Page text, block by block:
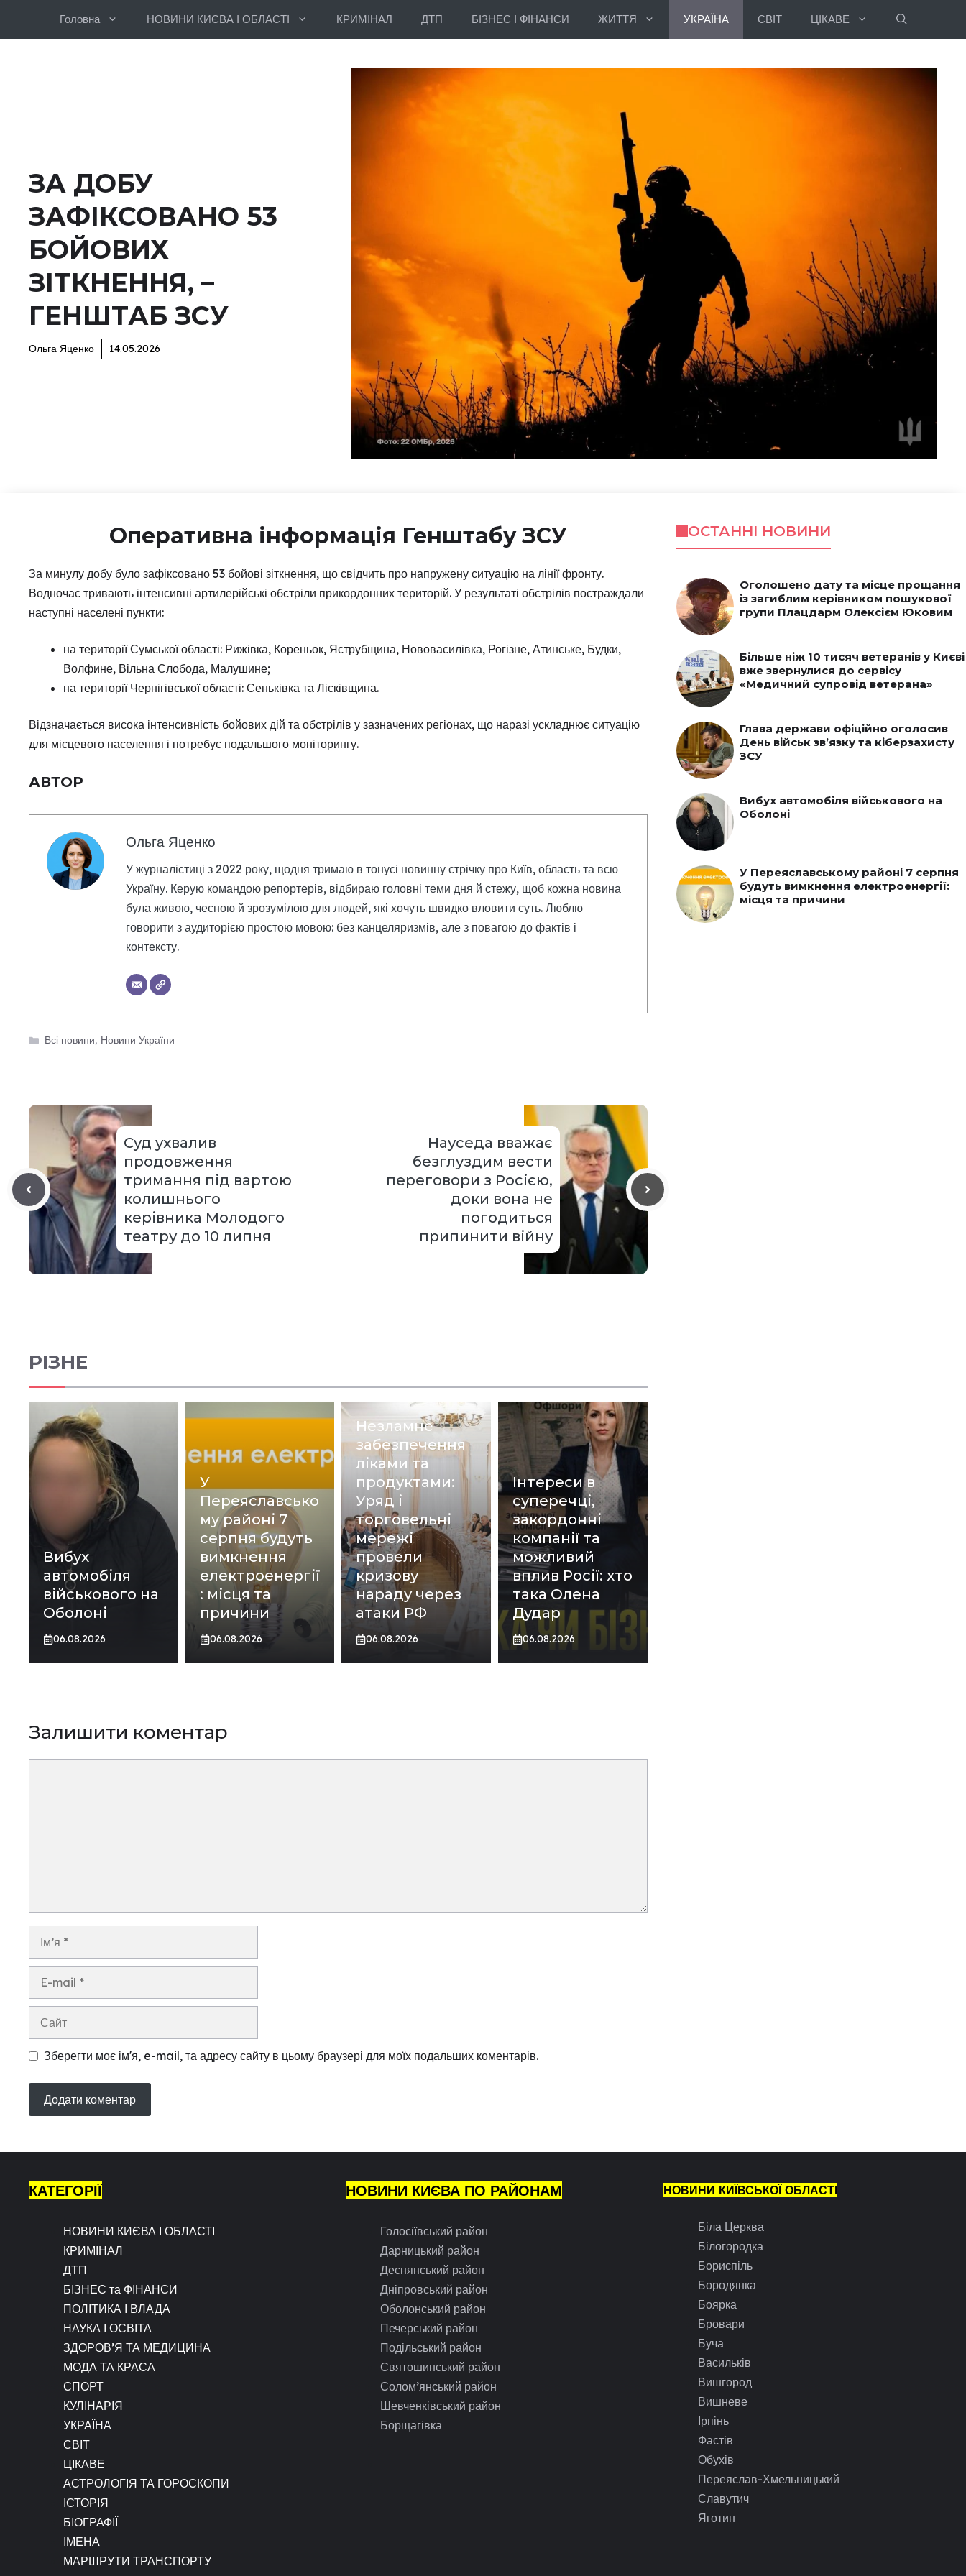
Головна НОВИНИ КИЄВА І ОБЛАСТІ КРИМІНАЛ ДТП БІЗНЕС І ФІНАНСИ ЖИТТЯ УКРАЇНА СВІТ ЦІКАВЕ
ЗА ДОБУ
ЗАФІКСОВАНО 53
БОЙОВИХ
ЗІТКНЕННЯ, –
ГЕНШТАБ ЗСУ
Ольга Яценко 14.05.2026
Оперативна інформація Генштабу ЗСУ
За минулу добу було зафіксовано 53 бойові зіткнення, що свідчить про напружену ситуацію на лінії фронту.
Водночас тривають інтенсивні артилерійські обстріли прикордонних територій. У результаті обстрілів постраждали
наступні населені пункти:
на території Сумської області: Рижівка, Кореньок, Яструбщина, Нововасилівка, Рогізне, Атинське, Будки,
Волфине, Вільна Слобода, Малушине;
на території Чернігівської області: Сеньківка та Лісківщина.
Відзначається висока інтенсивність бойових дій та обстрілів у зазначених регіонах, що наразі ускладнює ситуацію
для місцевого населення і потребує подальшого моніторингу.
АВТОР
Ольга Яценко
У журналістиці з 2022 року, щодня тримаю в тонусі новинну стрічку про Київ, область та всю
Україну. Керую командою репортерів, відбираю головні теми дня й стежу, щоб кожна новина
була живою, чесною й зрозумілою для людей, які хочуть швидко вловити суть. Люблю
говорити з аудиторією простою мовою: без канцеляризмів, але з повагою до фактів і
контексту.
Категорії
Всі новини, Новини України
Суд ухвалив
продовження
тримання під вартою
колишнього
керівника Молодого
театру до 10 липня
Науседа вважає
безглуздим вести
переговори з Росією,
доки вона не
погодиться
припинити війну
РІЗНЕ
Вибух
автомобіля
військового на
Оболоні
06.08.2026
У
Переяславсько
му районі 7
серпня будуть
вимкнення
електроенергії
: місця та
причини
06.08.2026
Незламне
забезпечення
ліками та
продуктами:
Уряд і
торговельні
мережі
провели
кризову
нараду через
атаки РФ
06.08.2026
Інтереси в
суперечці,
закордонні
компанії та
можливий
вплив Росії: хто
така Олена
Дудар
06.08.2026
Залишити коментар
Ім’я
Сайт
Зберегти моє ім'я, e-mail, та адресу сайту в цьому браузері для моїх подальших коментарів.
ОСТАННІ НОВИНИ
Оголошено дату та місце прощання
із загиблим керівником пошукової
групи Плацдарм Олексієм Юковим
Більше ніж 10 тисяч ветеранів у Києві
вже звернулися до сервісу
«Медичний супровід ветерана»
Глава держави офіційно оголосив
День військ зв’язку та кіберзахисту
ЗСУ
Вибух автомобіля військового на
Оболоні
У Переяславському районі 7 серпня
будуть вимкнення електроенергії:
місця та причини
КАТЕГОРІЇ
НОВИНИ КИЄВА І ОБЛАСТІ
КРИМІНАЛ
ДТП
БІЗНЕС та ФІНАНСИ
ПОЛІТИКА І ВЛАДА
НАУКА І ОСВІТА
ЗДОРОВ’Я ТА МЕДИЦИНА
МОДА ТА КРАСА
СПОРТ
КУЛІНАРІЯ
УКРАЇНА
СВІТ
ЦІКАВЕ
АСТРОЛОГІЯ ТА ГОРОСКОПИ
ІСТОРІЯ
БІОГРАФІЇ
ІМЕНА
МАРШРУТИ ТРАНСПОРТУ
НОВИНИ КИЄВА ПО РАЙОНАМ
Голосіївський район
Дарницький район
Деснянський район
Дніпровський район
Оболонський район
Печерський район
Подільський район
Святошинський район
Солом’янський район
Шевченківський район
Борщагівка
НОВИНИ КИЇВСЬКОЇ ОБЛАСТІ
Біла Церква
Білогородка
Бориспіль
Бородянка
Боярка
Бровари
Буча
Васильків
Вишгород
Вишневе
Ірпінь
Фастів
Обухів
Переяслав-Хмельницький
Славутич
Яготин